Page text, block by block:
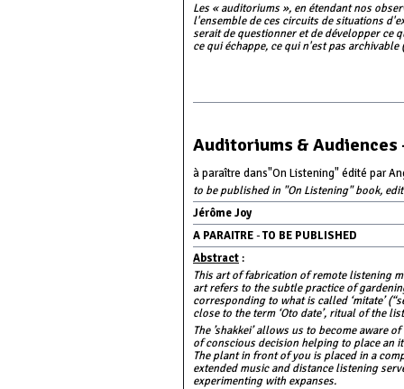
Les « auditoriums », en étendant nos
l'ensemble de ces circuits de situations
serait de questionner et de développer ce
ce qui échappe, ce qui n'est pas
Auditoriums & Audiences
à paraître dans"On Listening" édité par
to be published in "On Listening" book,
Jérôme Joy
A PARAITRE-TO BE PUBLISHED
Abstract:
This art of fabrication of remote listening
art refers to the subtle practice of
corresponding to what is called ‘mitate’
close to the term ‘Oto date’, ritual of the
The ’shakkei’ allows us to become aware
of conscious decision helping to place an
The plant in front of you is placed in a
extended music and distance listening
experimenting with expanses.